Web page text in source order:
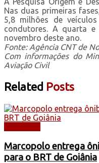
Nas duas primeiras
5,8 milhões de
condutores. A quarta
novembro deste ano.
Fonte: Agência CNT de
Com informações do
Aviação Civil
Related Posts
Marcopolo entrega
para o BRT de Goiânia